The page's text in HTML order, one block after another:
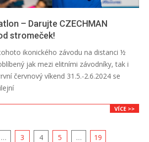
– Darujte CZECHMAN
stromeček!
ikonického závodu na distanci ½
jak mezi elitními závodníky, tak i
červnový víkend 31.5.-2.6.2024 se
VÍCE >>
… 3 4 5 … 19